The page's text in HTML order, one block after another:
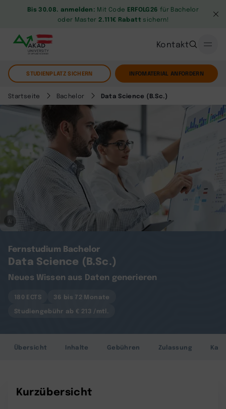
Bis 30.08. anmelden: Mit Code ERFOLG26 für Bachelor
oder Master2.111€ Rabattsichern!
Kontakt
STUDIENPLATZ SICHERN INFOMATERIAL ANFORDERN
Startseite Bachelor Data Science (B.Sc.)
AI
Fernstudium Bachelor
Data Science (B.Sc.)
Neues Wissen aus Daten generieren
180 ECTS
36 bis 72 Monate
Studiengebühr ab € 213 /mtl.
Übersicht Inhalte Gebühren Zulassung
Kurzübersicht